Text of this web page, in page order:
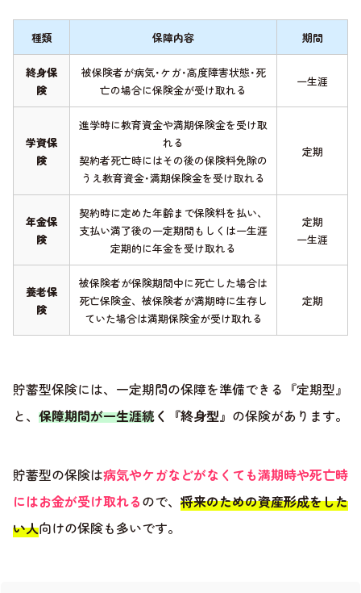
種類 保障内容 期間
終身保
険
被保険者が病気･ケガ･高度障害状態･死
亡の場合に保険金が受け取れる
一生涯
学資保
険
進学時に教育資金や満期保険金を受け取
れる
契約者死亡時にはその後の保険料免除の
うえ教育資金･満期保険金を受け取れる
定期
年金保
険
契約時に定めた年齢まで保険料を払い、
支払い満了後の一定期間もしくは一生涯
定期的に年金を受け取れる
定期
一生涯
養老保
険
被保険者が保険期間中に死亡した場合は
死亡保険金、被保険者が満期時に生存し
ていた場合は満期保険金が受け取れる
定期
貯蓄型保険には、一定期間の保障を準備できる『定期型』
と、 保障期間が一生涯続く『終身型』 の保険があります。
貯蓄型の保険は病気やケガなどがなくても満期時や死亡時
にはお金が受け取れるので、 将来のための資産形成をした
い人向けの保険も多いです。